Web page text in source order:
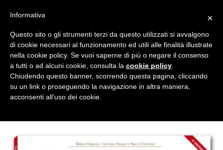
contenuti
NEWSLETTER
SALUTE E BENESSERE / LIBRI CUCINA NATURALE
×
Informativa
Questo sito o gli strumenti terzi da questo utilizzati si avvalgono
di cookie necessari al funzionamento ed utili alle finalità illustrate
nella cookie policy. Se vuoi saperne di più o negare il consenso
a tutti o ad alcuni cookie, consulta la cookie policy
Chiudendo questo banner, scorrendo questa pagina, cliccando
su un link o proseguendo la navigazione in altra maniera,
acconsenti all’uso dei cookie.